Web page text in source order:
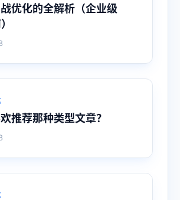
优化的全解析（企业级
推荐那种类型文章？